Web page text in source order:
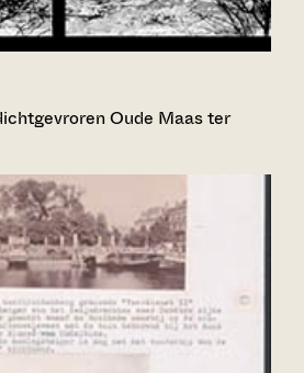
Oude Maas ter